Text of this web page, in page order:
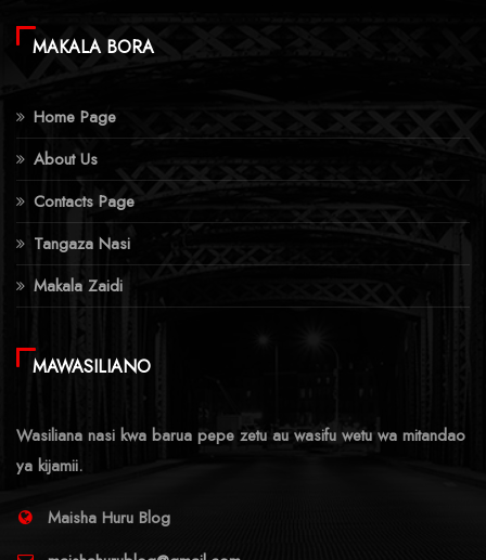
MAKALA BORA
Home Page
About Us
Contacts Page
Tangaza Nasi
Makala Zaidi
MAWASILIANO
Wasiliana nasi kwa barua pepe zetu au wasifu wetu wa mitandao
ya kijamii.
Maisha Huru Blog